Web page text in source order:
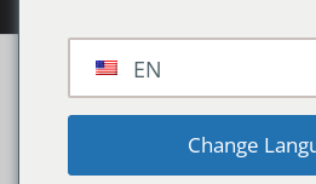
Unbenanntes
EN
Change